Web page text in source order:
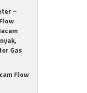
–
Gas
Flow